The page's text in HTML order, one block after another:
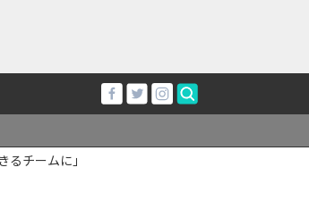
チームに」